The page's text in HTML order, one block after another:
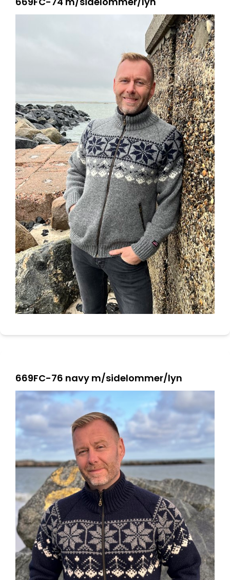
669FC-76 navy m/sidelommer/lyn